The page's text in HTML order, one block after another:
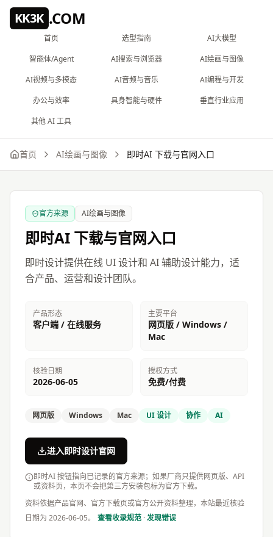
跳到主要内容
KK3K .COM
首页 选型指南
AI大模型
智能体/Agent
AI搜索与浏览器
AI绘画与图像
AI视频与多模态
AI音频与音乐
AI编程与开发
办公与效率
具身智能与硬件
垂直行业应用
其他 AI 工具
首页 AI绘画与图像 即时AI 下载与官网入口
官方来源 AI绘画与图像
即时AI 下载与官网入口
即时设计提供在线 UI 设计和 AI 辅助设计能力，适
合产品、运营和设计团队。
产品形态
客户端 / 在线服务
主要平台
网页版 / Windows /
Mac
核验日期
2026-06-05
授权方式
免费/付费
网页版 Windows Mac UI 设计 协作 AI
进入即时设计官网
即时AI 按钮指向已记录的官方来源；如果厂商只提供网页版、API
或资料页，本页不会把第三方安装包标为官方下载。
资料依据产品官网、官方下载页或官方公开资料整理，本站最近核验
日期为 2026-06-05。 查看收录规范 ·发现错误